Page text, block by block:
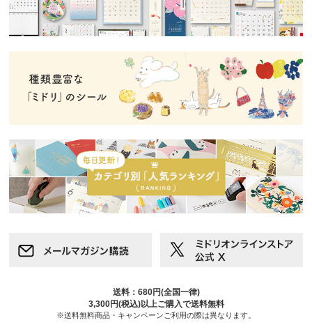
送料：680円(全国一律)
3,300円(税込)以上ご購入で送料無料
※送料無料商品・キャンペーンご利用の際は異なります。